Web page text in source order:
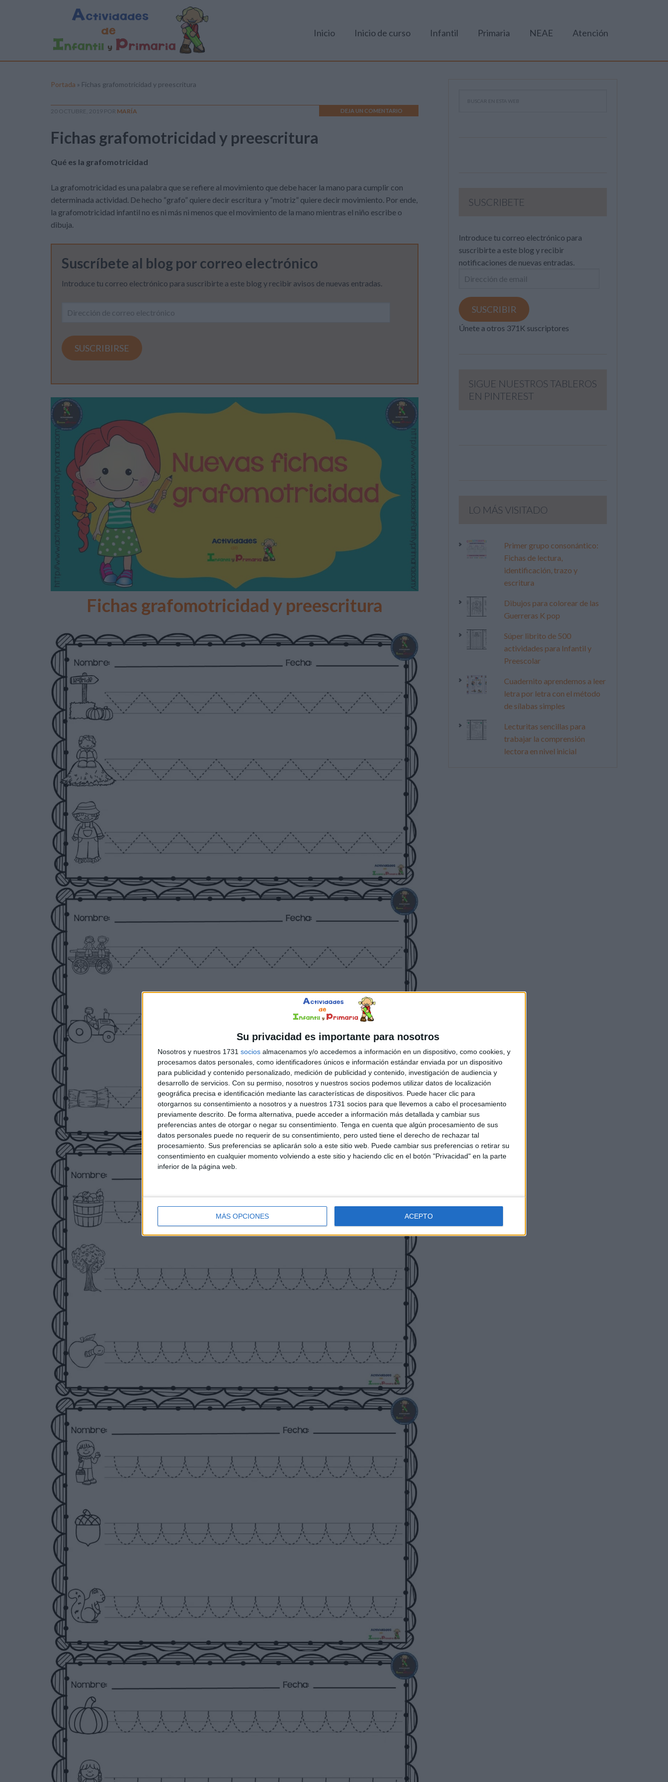
Su privacidad es importante para nosotros
Nosotros y nuestros 1731 socios almacenamos y/o accedemos a información en un dispositivo, como cookies, y
procesamos datos personales, como identificadores únicos e información estándar enviada por un dispositivo
para publicidad y contenido personalizado, medición de publicidad y contenido, investigación de audiencia y
desarrollo de servicios. Con su permiso, nosotros y nuestros socios podemos utilizar datos de localización
geográfica precisa e identificación mediante las características de dispositivos. Puede hacer clic para
otorgarnos su consentimiento a nosotros y a nuestros 1731 socios para que llevemos a cabo el procesamiento
previamente descrito. De forma alternativa, puede acceder a información más detallada y cambiar sus
preferencias antes de otorgar o negar su consentimiento. Tenga en cuenta que algún procesamiento de sus
datos personales puede no requerir de su consentimiento, pero usted tiene el derecho de rechazar tal
procesamiento. Sus preferencias se aplicarán solo a este sitio web. Puede cambiar sus preferencias o retirar su
consentimiento en cualquier momento volviendo a este sitio y haciendo clic en el botón "Privacidad" en la parte
inferior de la página web.
MÁS OPCIONES ACEPTO
Inicio Inicio de curso Infantil Primaria NEAE Atención
Portada » Fichas grafomotricidad y preescritura
20 OCTUBRE, 2019 POR MARÍA DEJA UN COMENTARIO
Fichas grafomotricidad y preescritura
Qué es la grafomotricidad
La grafomotricidad es una palabra que se refiere al movimiento que debe hacer la mano para cumplir con
determinada actividad. De hecho “grafo” quiere decir escritura y “motriz” quiere decir movimiento. Por ende,
la grafomotricidad infantil no es ni más ni menos que el movimiento de la mano mientras el niño escribe o
dibuja.
Suscríbete al blog por correo electrónico
Introduce tu correo electrónico para suscribirte a este blog y recibir avisos de nuevas entradas.
Dirección
electrónico
SUSCRIBIRSE
Fichas grafomotricidad y preescritura
SUSCRIBETE
Introduce tu correo electrónico para
suscribirte a este blog y recibir
notificaciones de nuevas entradas.
Dirección
email
SUSCRIBIR
Únete a otros 371K suscriptores
SIGUE NUESTROS TABLEROS
EN PINTEREST
LO MÁS VISITADO
Primer grupo consonántico:
Fichas de lectura,
identificación, trazo y
escritura
Dibujos para colorear de las
Guerreras K pop
Súper librito de 500
actividades para Infantil y
Preescolar
Cuadernito aprendemos a leer
letra por letra con el método
de sílabas simples
Lecturitas sencillas para
trabajar la comprensión
lectora en nivel inicial